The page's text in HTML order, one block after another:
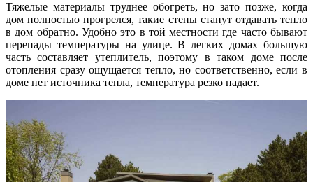
Тяжелые материалы труднее обогреть, но зато позже, когда
дом полностью прогрелся, такие стены станут отдавать тепло
в дом обратно. Удобно это в той местности где часто бывают
перепады температуры на улице. В легких домах большую
часть составляет утеплитель, поэтому в таком доме после
отопления сразу ощущается тепло, но соответственно, если в
доме нет источника тепла, температура резко падает.